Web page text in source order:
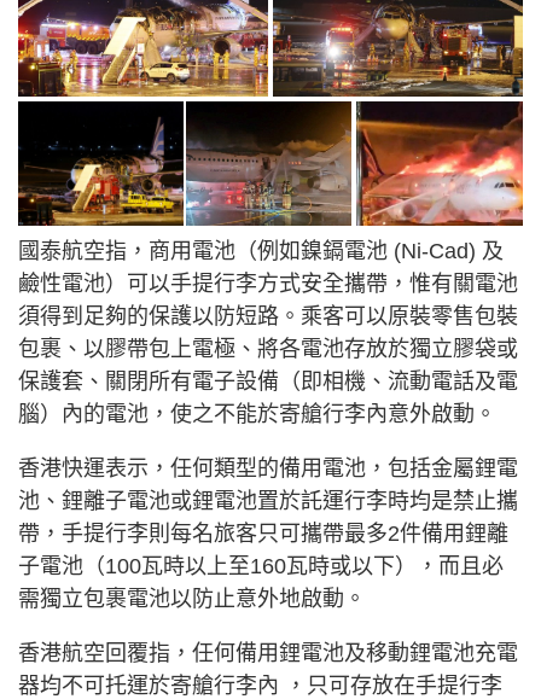
國泰航空指，商用電池（例如鎳鎘電池 (Ni-Cad) 及
鹼性電池）可以手提行李方式安全攜帶，惟有關電池
須得到足夠的保護以防短路。乘客可以原裝零售包裝
包裹、以膠帶包上電極、將各電池存放於獨立膠袋或
保護套、關閉所有電子設備（即相機、流動電話及電
腦）內的電池，使之不能於寄艙行李內意外啟動。
香港快運表示，任何類型的備用電池，包括金屬鋰電
池、鋰離子電池或鋰電池置於託運行李時均是禁止攜
帶，手提行李則每名旅客只可攜帶最多2件備用鋰離
子電池（100瓦時以上至160瓦時或以下），而且必
需獨立包裹電池以防止意外地啟動。
香港航空回覆指，任何備用鋰電池及移動鋰電池充電
器均不可托運於寄艙行李內 ，只可存放在手提行李